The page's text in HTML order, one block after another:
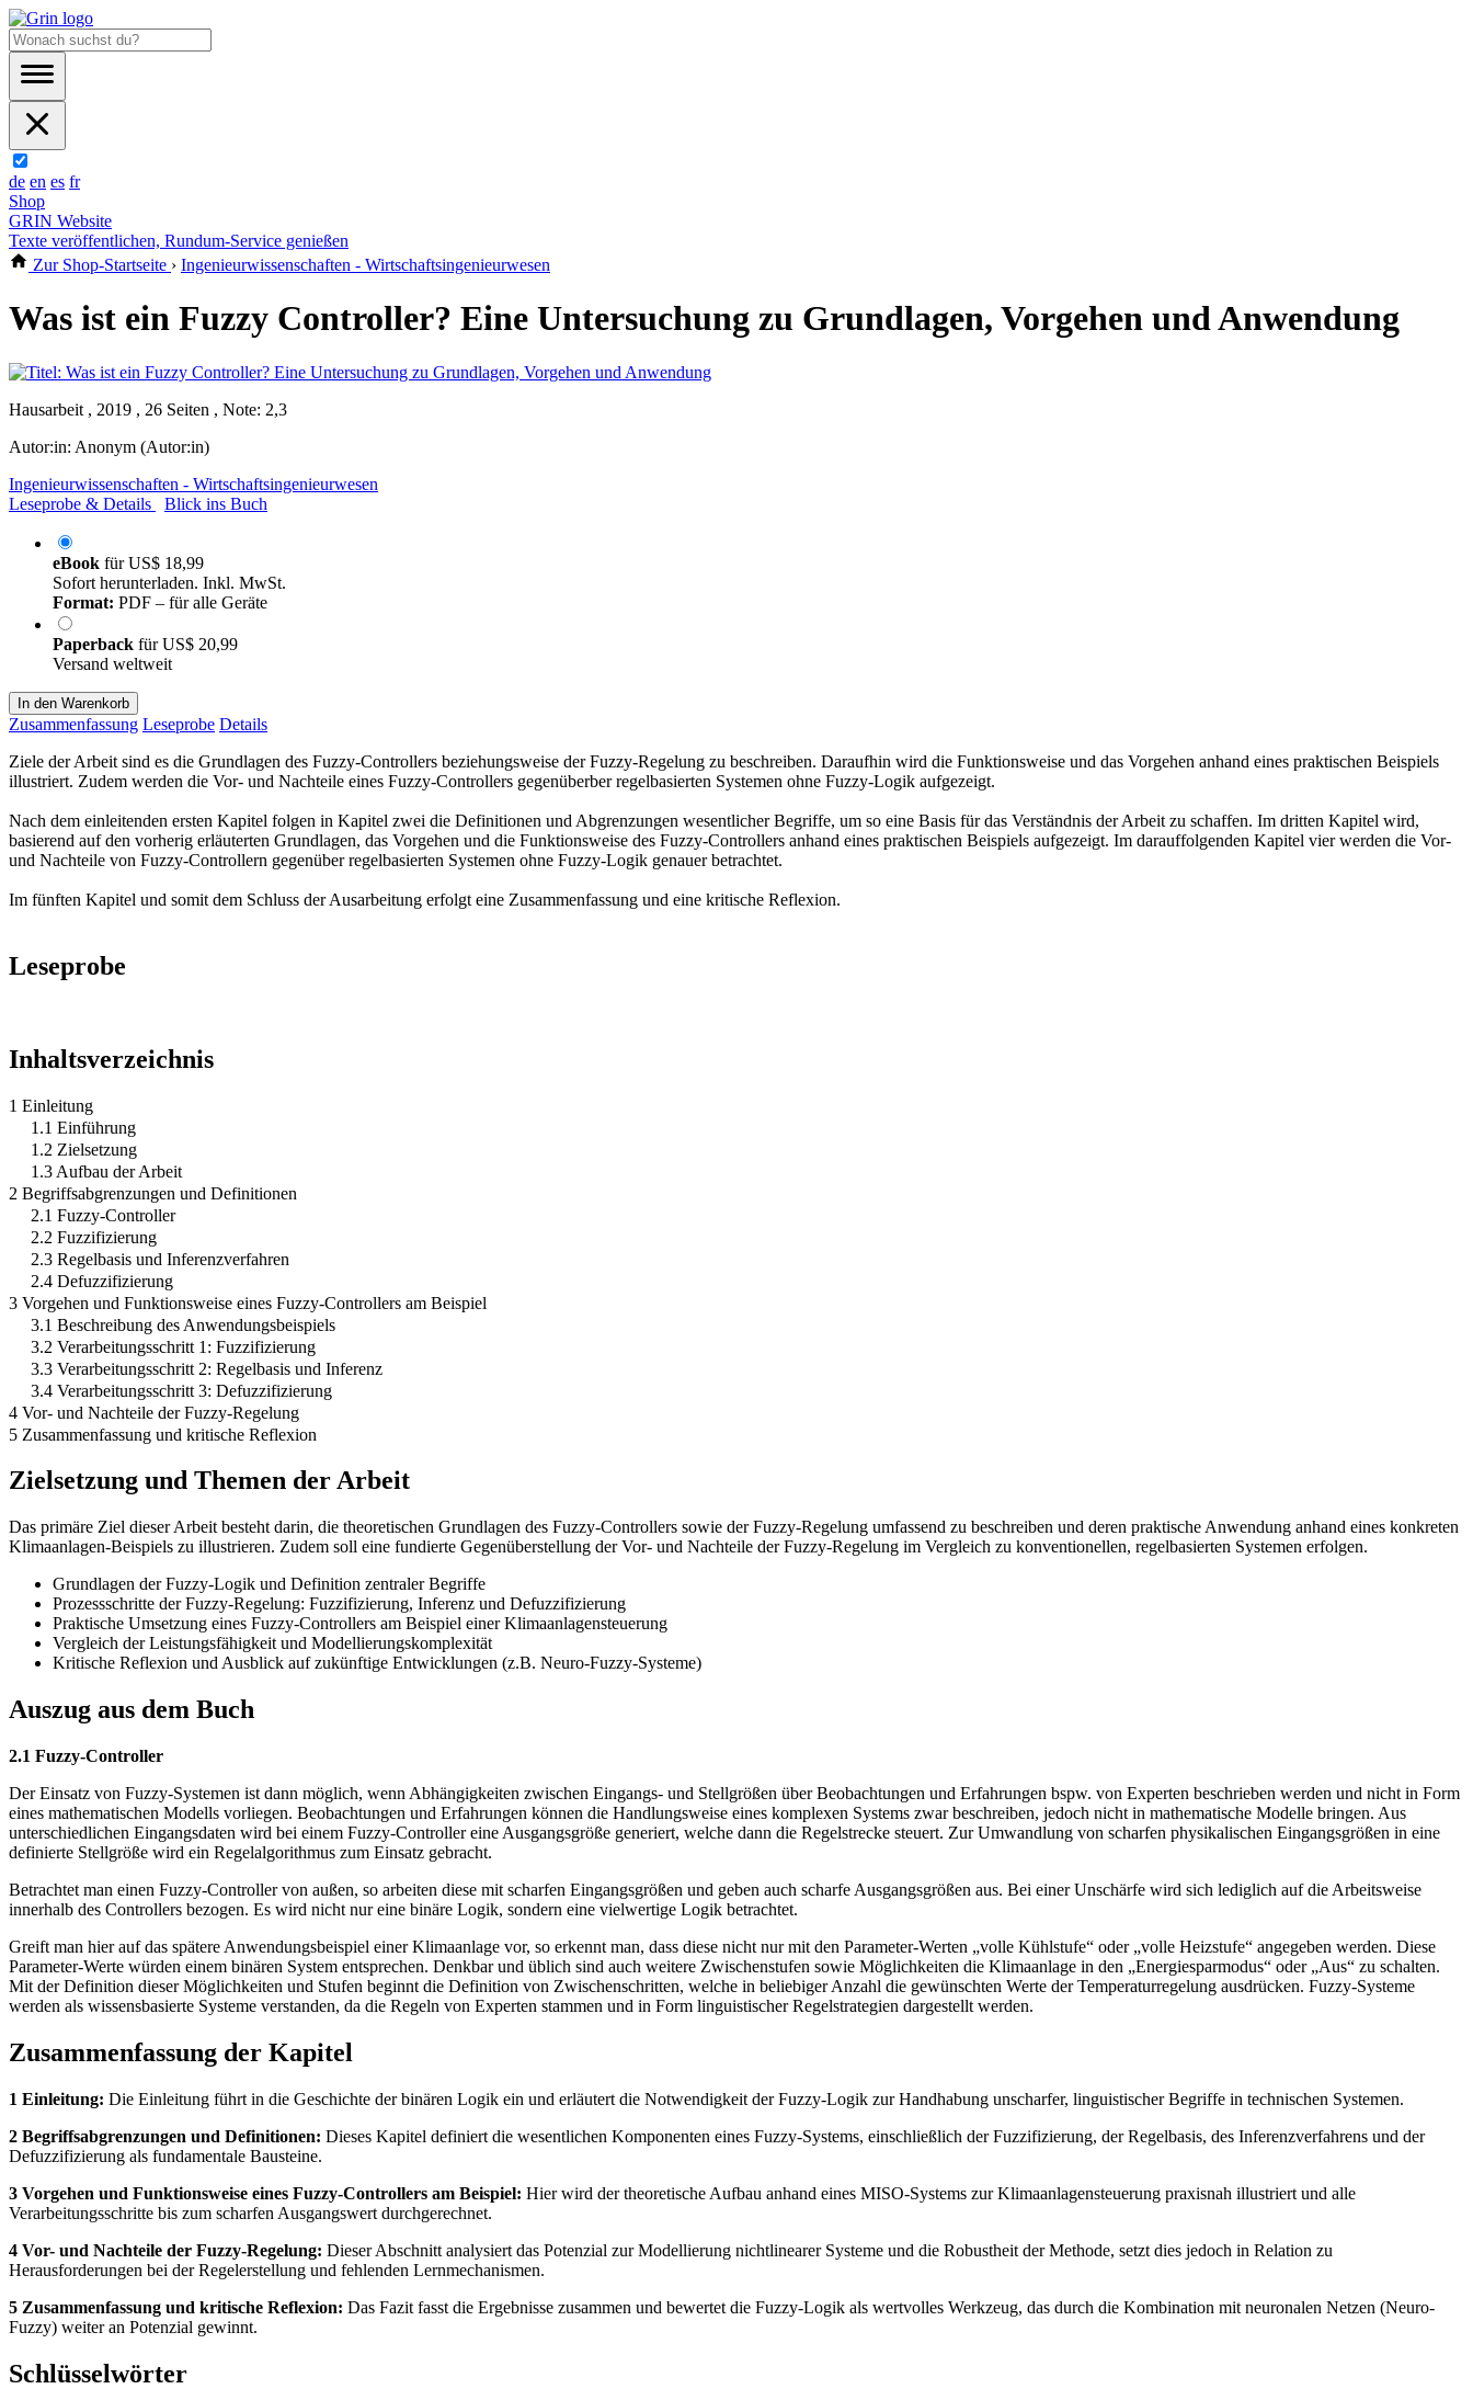
de en es fr
Shop
GRIN Website
Texte veröffentlichen, Rundum-Service genießen
Zur Shop-Startseite › Ingenieurwissenschaften - Wirtschaftsingenieurwesen
Was ist ein Fuzzy Controller? Eine Untersuchung zu Grundlagen, Vorgehen und Anwendung
Hausarbeit , 2019 , 26 Seiten , Note: 2,3
Autor:in: Anonym (Autor:in)
Ingenieurwissenschaften - Wirtschaftsingenieurwesen
Leseprobe & Details
Blick ins Buch
eBook fürUS$ 18,99
Sofort herunterladen. Inkl. MwSt.
Format: PDF – für alle Geräte
Paperback fürUS$ 20,99
Versand weltweit
In den Warenkorb
Zusammenfassung Leseprobe Details
Ziele der Arbeit sind es die Grundlagen des Fuzzy-Controllers beziehungsweise der Fuzzy-Regelung zu beschreiben. Daraufhin wird die Funktionsweise und das Vorgehen anhand eines praktischen Beispiels
illustriert. Zudem werden die Vor- und Nachteile eines Fuzzy-Controllers gegenüberber regelbasierten Systemen ohne Fuzzy-Logik aufgezeigt.
Nach dem einleitenden ersten Kapitel folgen in Kapitel zwei die Definitionen und Abgrenzungen wesentlicher Begriffe, um so eine Basis für das Verständnis der Arbeit zu schaffen. Im dritten Kapitel wird,
basierend auf den vorherig erläuterten Grundlagen, das Vorgehen und die Funktionsweise des Fuzzy-Controllers anhand eines praktischen Beispiels aufgezeigt. Im darauffolgenden Kapitel vier werden die Vor-
und Nachteile von Fuzzy-Controllern gegenüber regelbasierten Systemen ohne Fuzzy-Logik genauer betrachtet.
Im fünften Kapitel und somit dem Schluss der Ausarbeitung erfolgt eine Zusammenfassung und eine kritische Reflexion.
Leseprobe
Inhaltsverzeichnis
1 Einleitung
1.1 Einführung
1.2 Zielsetzung
1.3 Aufbau der Arbeit
2 Begriffsabgrenzungen und Definitionen
2.1 Fuzzy-Controller
2.2 Fuzzifizierung
2.3 Regelbasis und Inferenzverfahren
2.4 Defuzzifizierung
3 Vorgehen und Funktionsweise eines Fuzzy-Controllers am Beispiel
3.1 Beschreibung des Anwendungsbeispiels
3.2 Verarbeitungsschritt 1: Fuzzifizierung
3.3 Verarbeitungsschritt 2: Regelbasis und Inferenz
3.4 Verarbeitungsschritt 3: Defuzzifizierung
4 Vor- und Nachteile der Fuzzy-Regelung
5 Zusammenfassung und kritische Reflexion
Zielsetzung und Themen der Arbeit
Das primäre Ziel dieser Arbeit besteht darin, die theoretischen Grundlagen des Fuzzy-Controllers sowie der Fuzzy-Regelung umfassend zu beschreiben und deren praktische Anwendung anhand eines konkreten
Klimaanlagen-Beispiels zu illustrieren. Zudem soll eine fundierte Gegenüberstellung der Vor- und Nachteile der Fuzzy-Regelung im Vergleich zu konventionellen, regelbasierten Systemen erfolgen.
Grundlagen der Fuzzy-Logik und Definition zentraler Begriffe
Prozessschritte der Fuzzy-Regelung: Fuzzifizierung, Inferenz und Defuzzifizierung
Praktische Umsetzung eines Fuzzy-Controllers am Beispiel einer Klimaanlagensteuerung
Vergleich der Leistungsfähigkeit und Modellierungskomplexität
Kritische Reflexion und Ausblick auf zukünftige Entwicklungen (z.B. Neuro-Fuzzy-Systeme)
Auszug aus dem Buch
2.1 Fuzzy-Controller
Der Einsatz von Fuzzy-Systemen ist dann möglich, wenn Abhängigkeiten zwischen Eingangs- und Stellgrößen über Beobachtungen und Erfahrungen bspw. von Experten beschrieben werden und nicht in Form
eines mathematischen Modells vorliegen. Beobachtungen und Erfahrungen können die Handlungsweise eines komplexen Systems zwar beschreiben, jedoch nicht in mathematische Modelle bringen. Aus
unterschiedlichen Eingangsdaten wird bei einem Fuzzy-Controller eine Ausgangsgröße generiert, welche dann die Regelstrecke steuert. Zur Umwandlung von scharfen physikalischen Eingangsgrößen in eine
definierte Stellgröße wird ein Regelalgorithmus zum Einsatz gebracht.
Betrachtet man einen Fuzzy-Controller von außen, so arbeiten diese mit scharfen Eingangsgrößen und geben auch scharfe Ausgangsgrößen aus. Bei einer Unschärfe wird sich lediglich auf die Arbeitsweise
innerhalb des Controllers bezogen. Es wird nicht nur eine binäre Logik, sondern eine vielwertige Logik betrachtet.
Greift man hier auf das spätere Anwendungsbeispiel einer Klimaanlage vor, so erkennt man, dass diese nicht nur mit den Parameter-Werten „volle Kühlstufe“ oder „volle Heizstufe“ angegeben werden. Diese
Parameter-Werte würden einem binären System entsprechen. Denkbar und üblich sind auch weitere Zwischenstufen sowie Möglichkeiten die Klimaanlage in den „Energiesparmodus“ oder „Aus“ zu schalten.
Mit der Definition dieser Möglichkeiten und Stufen beginnt die Definition von Zwischenschritten, welche in beliebiger Anzahl die gewünschten Werte der Temperaturregelung ausdrücken. Fuzzy-Systeme
werden als wissensbasierte Systeme verstanden, da die Regeln von Experten stammen und in Form linguistischer Regelstrategien dargestellt werden.
Zusammenfassung der Kapitel
1 Einleitung: Die Einleitung führt in die Geschichte der binären Logik ein und erläutert die Notwendigkeit der Fuzzy-Logik zur Handhabung unscharfer, linguistischer Begriffe in technischen Systemen.
2 Begriffsabgrenzungen und Definitionen: Dieses Kapitel definiert die wesentlichen Komponenten eines Fuzzy-Systems, einschließlich der Fuzzifizierung, der Regelbasis, des Inferenzverfahrens und der
Defuzzifizierung als fundamentale Bausteine.
3 Vorgehen und Funktionsweise eines Fuzzy-Controllers am Beispiel: Hier wird der theoretische Aufbau anhand eines MISO-Systems zur Klimaanlagensteuerung praxisnah illustriert und alle
Verarbeitungsschritte bis zum scharfen Ausgangswert durchgerechnet.
4 Vor- und Nachteile der Fuzzy-Regelung: Dieser Abschnitt analysiert das Potenzial zur Modellierung nichtlinearer Systeme und die Robustheit der Methode, setzt dies jedoch in Relation zu
Herausforderungen bei der Regelerstellung und fehlenden Lernmechanismen.
5 Zusammenfassung und kritische Reflexion: Das Fazit fasst die Ergebnisse zusammen und bewertet die Fuzzy-Logik als wertvolles Werkzeug, das durch die Kombination mit neuronalen Netzen (Neuro-
Fuzzy) weiter an Potenzial gewinnt.
Schlüsselwörter